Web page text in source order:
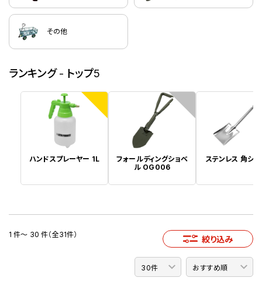
その他
ランキング - トップ5
1
ハンドスプレーヤー 1L
2
フォールディングショベ
ル OG006
ステンレス 角シ
1 件～ 30 件（全31件） 絞り込み